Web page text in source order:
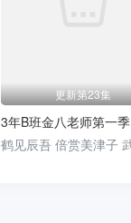
更新第23集
3年B班金八老师第一季